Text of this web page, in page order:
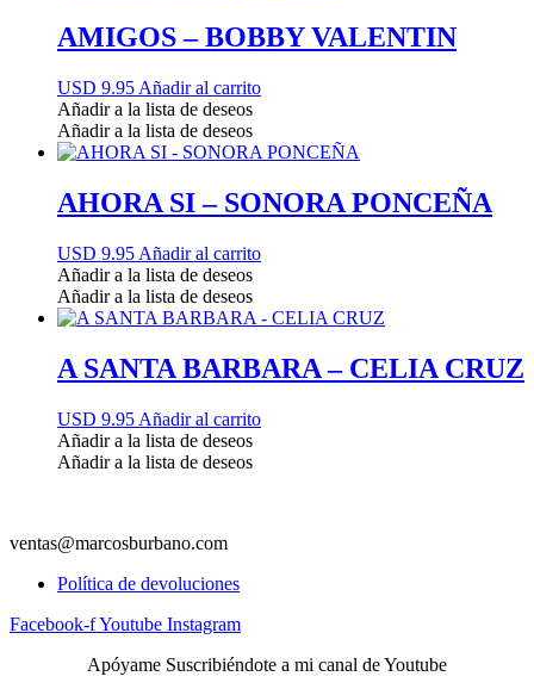
AMIGOS – BOBBY VALENTIN
USD 9.95 Añadir al carrito
Añadir a la lista de deseos
Añadir a la lista de deseos
AHORA SI – SONORA PONCEÑA
USD 9.95 Añadir al carrito
Añadir a la lista de deseos
Añadir a la lista de deseos
A SANTA BARBARA – CELIA CRUZ
USD 9.95 Añadir al carrito
Añadir a la lista de deseos
Añadir a la lista de deseos
ventas@marcosburbano.com
Política de devoluciones
Facebook-fYoutube Instagram
Apóyame Suscribiéndote a mi canal de Youtube